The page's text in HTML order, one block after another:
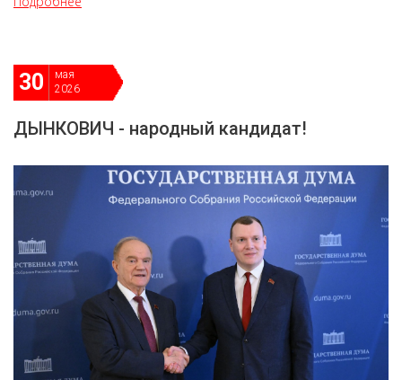
30
мая
2026
ДЫНКОВИЧ - народный кандидат!